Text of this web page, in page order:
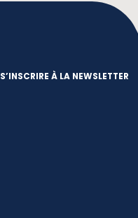
S’INSCRIRE À LA NEWSLETTER